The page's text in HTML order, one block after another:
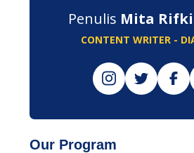
Penulis Mita
CONTENT WRITER -
Our Program